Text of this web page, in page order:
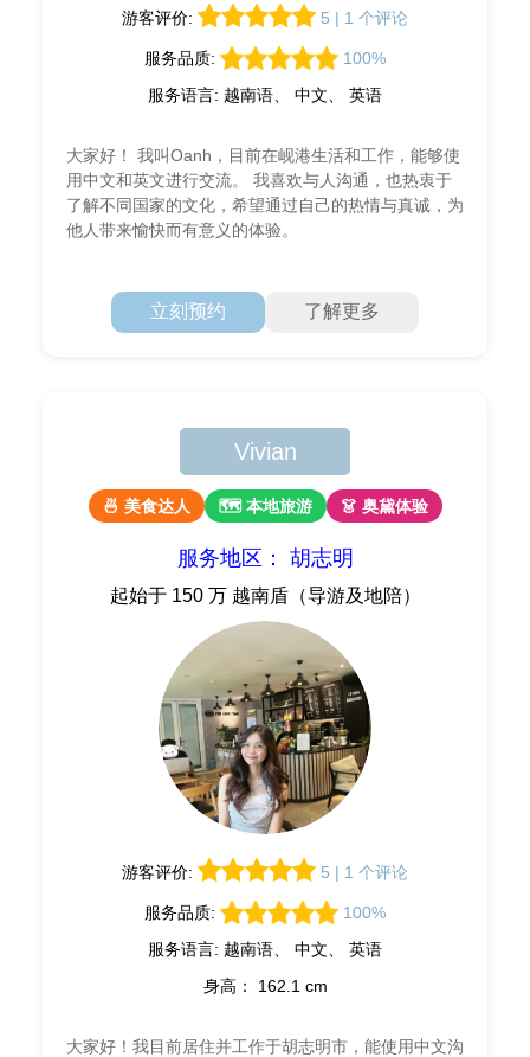
游客评价: 5 | 1 个评论
服务品质:
100%
服务语言: 越南语、 中文、 英语
大家好！ 我叫Oanh，目前在岘港生活和工作，能够使
用中文和英文进行交流。 我喜欢与人沟通，也热衷于
了解不同国家的文化，希望通过自己的热情与真诚，为
他人带来愉快而有意义的体验。
立刻预约 了解更多
Vivian
🍜 美食达人 🗺 本地旅游 👗 奥黛体验
服务地区： 胡志明
起始于 150 万 越南盾（导游及地陪）
游客评价: 5 | 1 个评论
服务品质:
100%
服务语言: 越南语、 中文、 英语
身高： 162.1 cm
大家好！我目前居住并工作于胡志明市，能使用中文沟